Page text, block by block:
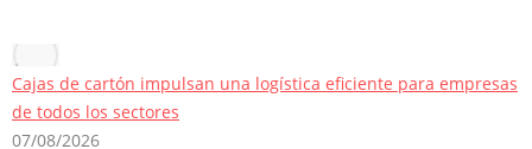
Cajas de cartón impulsan una logística eficiente para empresas
de todos los sectores
07/08/2026